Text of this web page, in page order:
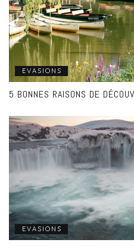
EVASIONS
5 BONNES RAISONS DE
EVASIONS